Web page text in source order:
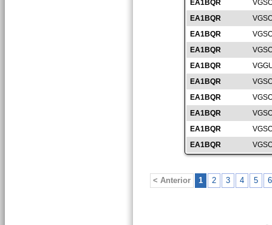
EA1BQR
EA1BQR
EA1BQR
EA1BQR
EA1BQR
EA1BQR
EA1BQR
EA1BQR
EA1BQR
EA1BQR
< Anterior 1 2 3 4 5 6